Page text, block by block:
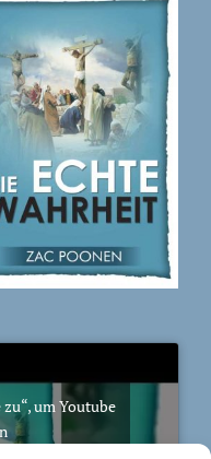
um Youtube